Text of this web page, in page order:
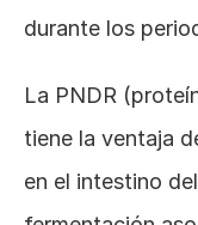
durante los
La PNDR
tiene la ventaja
en el intestino